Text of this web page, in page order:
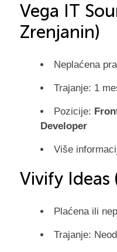
Vega IT
Zrenjanin)
Neplaćena
Trajanje: 1
Pozicije:
Developer
Više
Vivify Ideas
Plaćena ili
Trajanje: